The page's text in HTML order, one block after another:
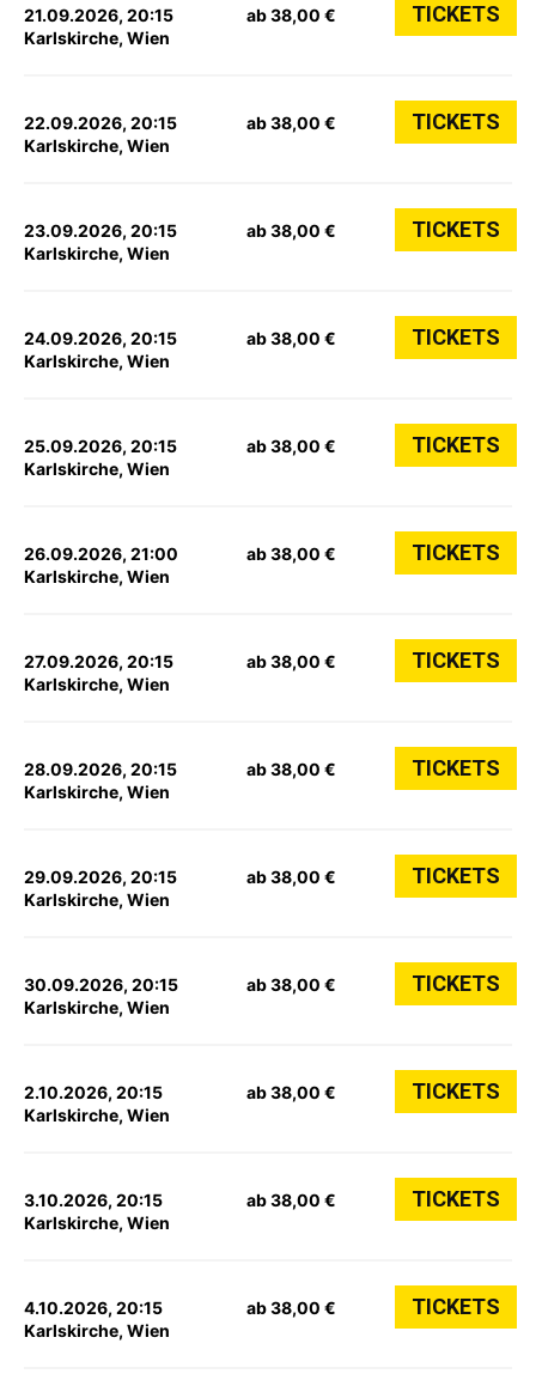
21.09.2026, 20:15
Karlskirche, Wien
ab 38,00 € TICKETS
22.09.2026, 20:15
Karlskirche, Wien
ab 38,00 € TICKETS
23.09.2026, 20:15
Karlskirche, Wien
ab 38,00 € TICKETS
24.09.2026, 20:15
Karlskirche, Wien
ab 38,00 € TICKETS
25.09.2026, 20:15
Karlskirche, Wien
ab 38,00 € TICKETS
26.09.2026, 21:00
Karlskirche, Wien
ab 38,00 € TICKETS
27.09.2026, 20:15
Karlskirche, Wien
ab 38,00 € TICKETS
28.09.2026, 20:15
Karlskirche, Wien
ab 38,00 € TICKETS
29.09.2026, 20:15
Karlskirche, Wien
ab 38,00 € TICKETS
30.09.2026, 20:15
Karlskirche, Wien
ab 38,00 € TICKETS
2.10.2026, 20:15
Karlskirche, Wien
ab 38,00 € TICKETS
3.10.2026, 20:15
Karlskirche, Wien
ab 38,00 € TICKETS
4.10.2026, 20:15
Karlskirche, Wien
ab 38,00 € TICKETS